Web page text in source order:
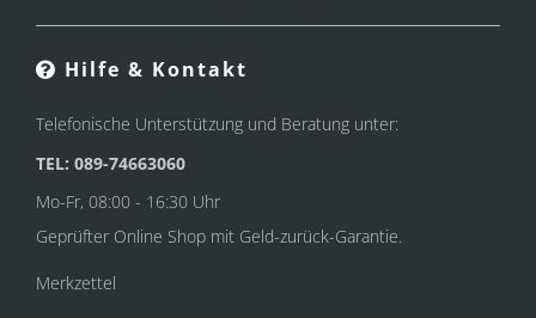
Hilfe & Kontakt
Telefonische Unterstützung und Beratung unter:
TEL: 089-74663060
Mo-Fr, 08:00 - 16:30 Uhr
Geprüfter Online Shop mit Geld-zurück-Garantie.
Merkzettel